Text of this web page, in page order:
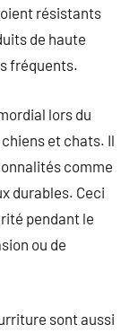
résistants
de haute
fréquents.
lors du
et chats. Il
comme
durables. Ceci
pendant le
ou de
sont aussi